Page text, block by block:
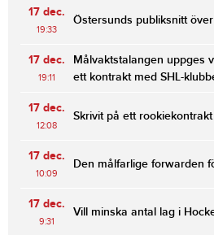
17 dec.
19:33
Östersunds publiksnitt
17 dec.
19:11
Målvaktstalangen uppges
ett kontrakt med SHL-
17 dec.
12:08
Skrivit på ett
17 dec.
10:09
Den målfarlige forwarden
17 dec.
9:31
Vill minska antal lag i